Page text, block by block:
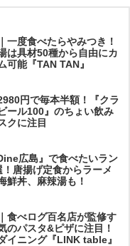
一度食べたらやみつき！
は具材50種から自由にカ
可能『TAN TAN』
円で毎本半額！『クラ
ール100』のちょい飲み
クに注目
広島』で食べたいラン
！唐揚げ定食からラーメ
鮮丼、麻辣湯も！
食べログ百名店が監修す
のパスタ&ピザに注目！
イニング『LINK table』